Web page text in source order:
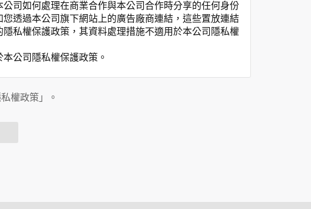
司如何處理在商業合作與本公司合作時分享的任何身份
透過本公司旗下網站上的廣告廠商連結，這些置放連結
私權保護政策，其資料處理措施不適用於本公司隱私權
公司隱私權保護政策。
、瀏覽及點選資料記錄等，做為我們增進網站服務的
權政策」。